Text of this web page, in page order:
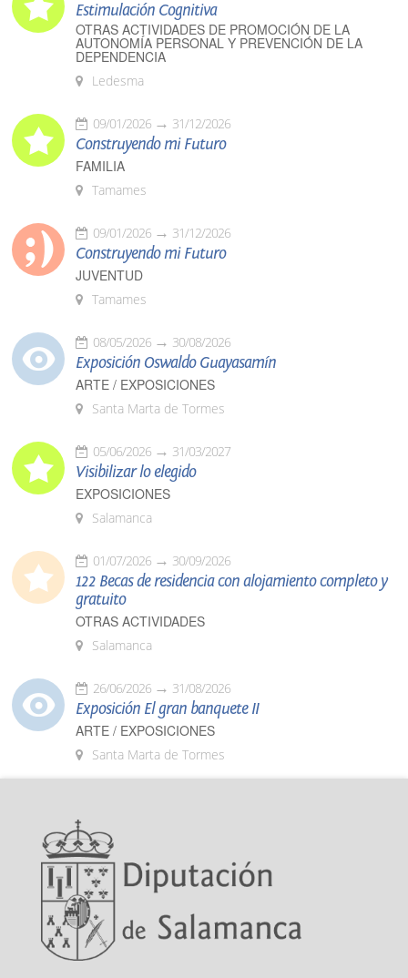
Estimulación Cognitiva
OTRAS ACTIVIDADES DE PROMOCIÓN DE LA
AUTONOMÍA PERSONAL Y PREVENCIÓN DE LA
DEPENDENCIA
Ledesma
09/01/2026 31/12/2026
Construyendo mi Futuro
FAMILIA
Tamames
09/01/2026 31/12/2026
Construyendo mi Futuro
JUVENTUD
Tamames
08/05/2026 30/08/2026
Exposición Oswaldo Guayasamín
ARTE / EXPOSICIONES
Santa Marta de Tormes
05/06/2026 31/03/2027
Visibilizar lo elegido
EXPOSICIONES
Salamanca
01/07/2026 30/09/2026
122 Becas de residencia con alojamiento completo y
gratuito
OTRAS ACTIVIDADES
Salamanca
26/06/2026 31/08/2026
Exposición El gran banquete II
ARTE / EXPOSICIONES
Santa Marta de Tormes